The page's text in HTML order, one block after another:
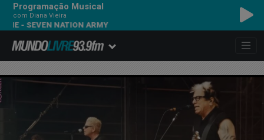
Programação Musical
com Diana Vieira
NATION ARMY